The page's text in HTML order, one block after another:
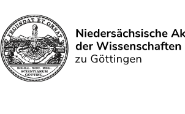
Search